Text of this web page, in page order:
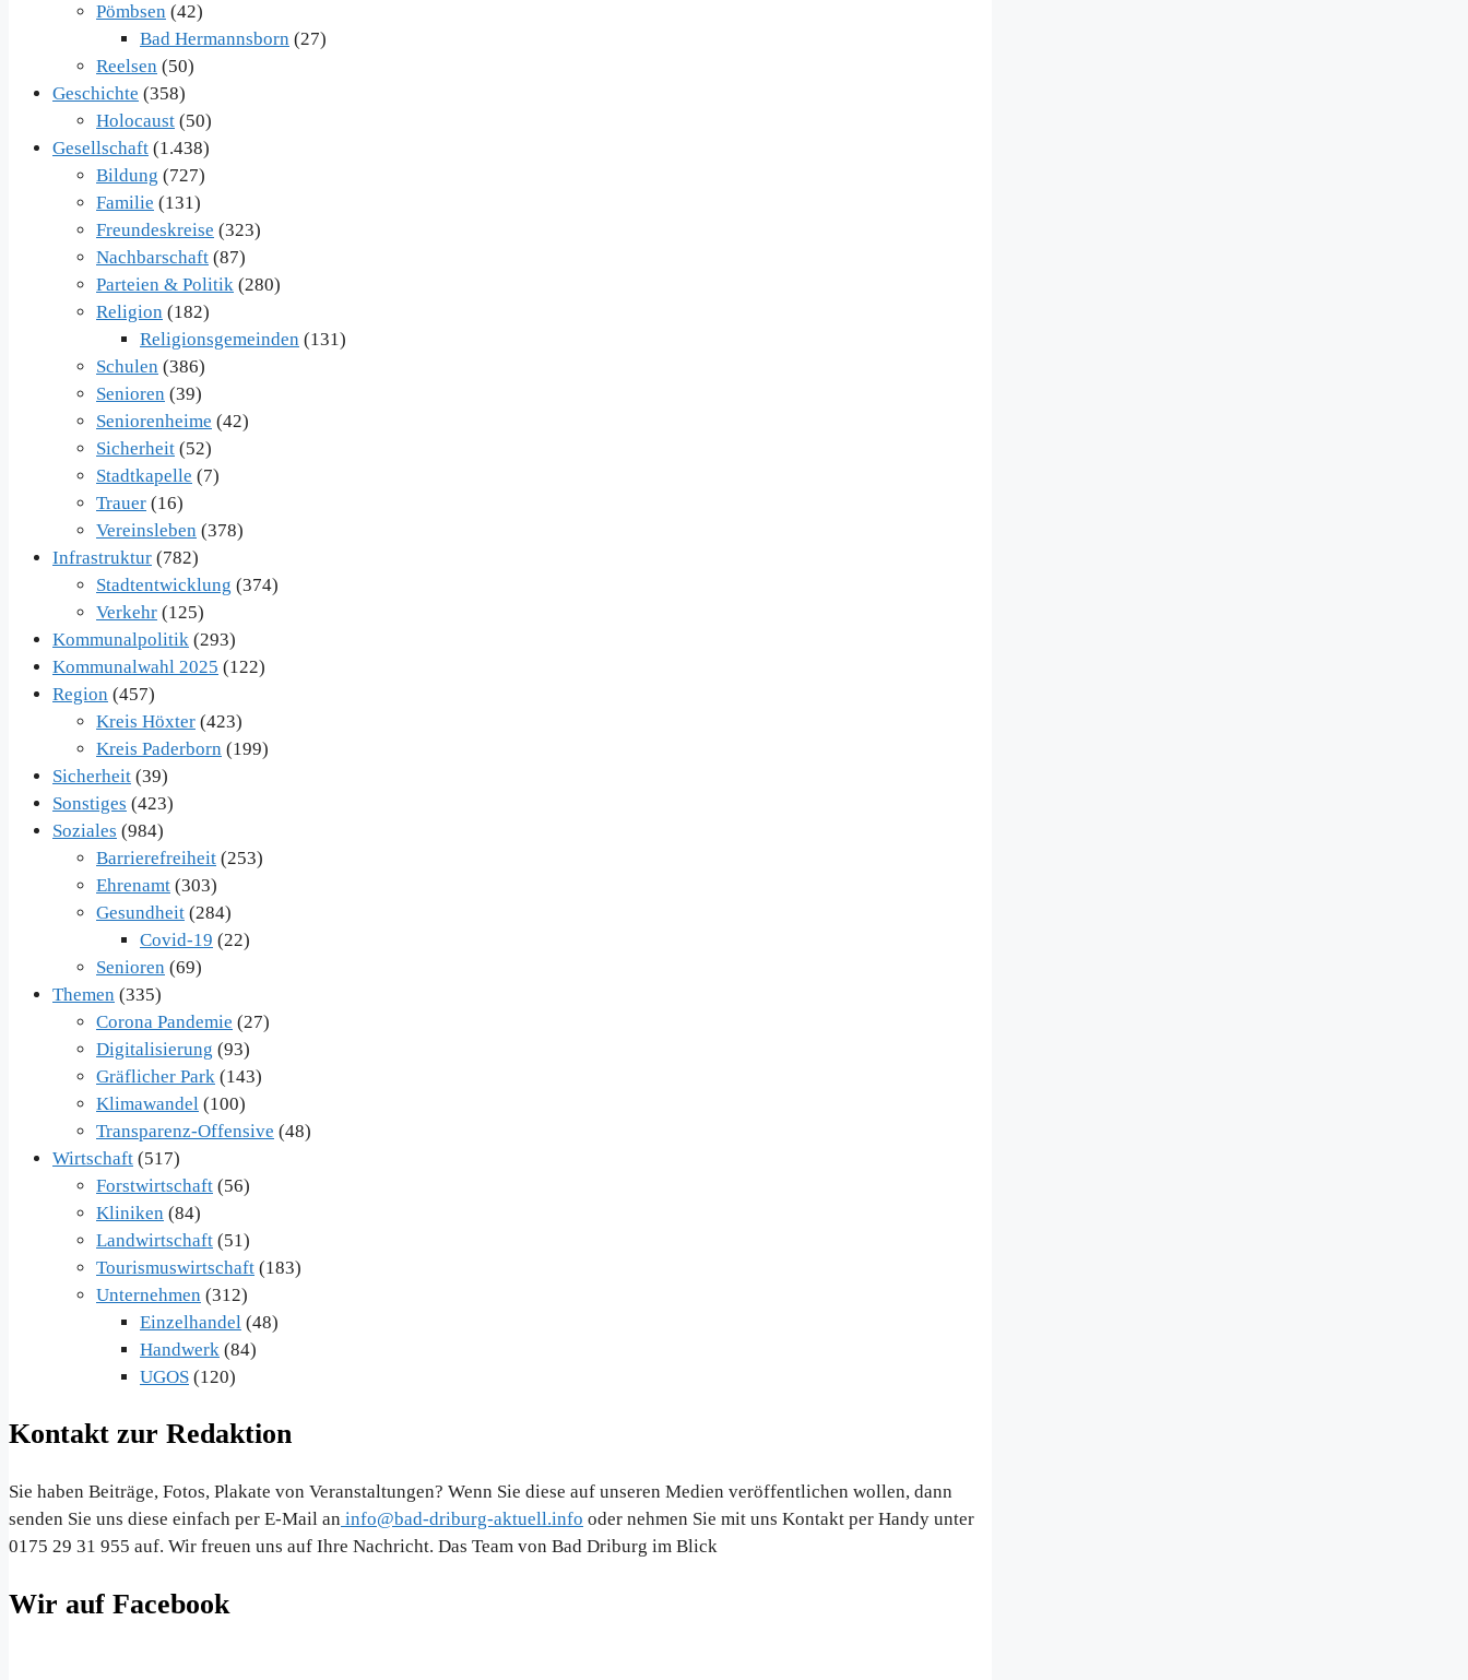
Pömbsen (42)
Bad Hermannsborn (27)
Reelsen (50)
Geschichte (358)
Holocaust (50)
Gesellschaft (1.438)
Bildung (727)
Familie (131)
Freundeskreise (323)
Nachbarschaft (87)
Parteien & Politik (280)
Religion (182)
Religionsgemeinden (131)
Schulen (386)
Senioren (39)
Seniorenheime (42)
Sicherheit (52)
Stadtkapelle (7)
Trauer (16)
Vereinsleben (378)
Infrastruktur (782)
Stadtentwicklung (374)
Verkehr (125)
Kommunalpolitik (293)
Kommunalwahl 2025 (122)
Region (457)
Kreis Höxter (423)
Kreis Paderborn (199)
Sicherheit (39)
Sonstiges (423)
Soziales (984)
Barrierefreiheit (253)
Ehrenamt (303)
Gesundheit (284)
Covid-19 (22)
Senioren (69)
Themen (335)
Corona Pandemie (27)
Digitalisierung (93)
Gräflicher Park (143)
Klimawandel (100)
Transparenz-Offensive (48)
Wirtschaft (517)
Forstwirtschaft (56)
Kliniken (84)
Landwirtschaft (51)
Tourismuswirtschaft (183)
Unternehmen (312)
Einzelhandel (48)
Handwerk (84)
UGOS (120)
Kontakt zur Redaktion
Sie haben Beiträge, Fotos, Plakate von Veranstaltungen? Wenn Sie diese auf unseren Medien veröffentlichen wollen, dann
senden Sie uns diese einfach per E-Mail an info@bad-driburg-aktuell.info oder nehmen Sie mit uns Kontakt per Handy unter
0175 29 31 955 auf. Wir freuen uns auf Ihre Nachricht. Das Team von Bad Driburg im Blick
Wir auf Facebook